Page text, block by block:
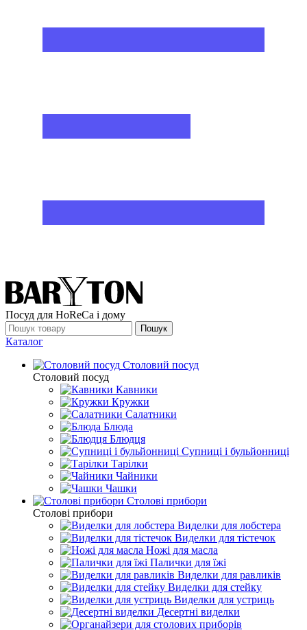
Посуд для HoReCa і дому
Пошук
Каталог
Столовий посуд
Столовий посуд
Кавники
Кружки
Салатники
Блюда
Блюдця
Супниці і бульйонниці
Тарілки
Чайники
Чашки
Столові прибори
Столові прибори
Виделки для лобстера
Виделки для тістечок
Ножі для масла
Палички для їжі
Виделки для равликів
Виделки для стейку
Виделки для устриць
Десертні виделки